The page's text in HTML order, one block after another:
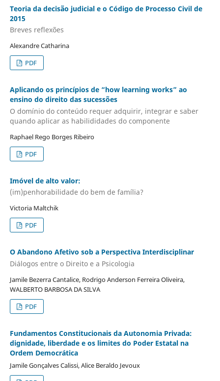
Teoria da decisão judicial e o Código de Processo Civil de
2015
Breves reflexões
Alexandre Catharina
PDF
Aplicando os princípios de “how learning works” ao
ensino do direito das sucessões
O domínio do conteúdo requer adquirir, integrar e saber
quando aplicar as habilididades do componente
Raphael Rego Borges Ribeiro
PDF
Imóvel de alto valor:
(im)penhorabilidade do bem de família?
Victoria Maltchik
PDF
O Abandono Afetivo sob a Perspectiva Interdisciplinar
Diálogos entre o Direito e a Psicologia
Jamile Bezerra Cantalice, Rodrigo Anderson Ferreira Oliveira,
WALBERTO BARBOSA DA SILVA
PDF
Fundamentos Constitucionais da Autonomia Privada:
dignidade, liberdade e os limites do Poder Estatal na
Ordem Democrática
Jamile Gonçalves Calissi, Alice Beraldo Jevoux